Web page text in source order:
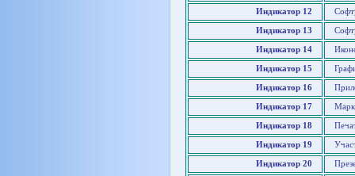
Индикатор 12
Индикатор 13
Индикатор 14
Индикатор 15
Индикатор 16
Индикатор 17
Индикатор 18
Индикатор 19
Индикатор 20